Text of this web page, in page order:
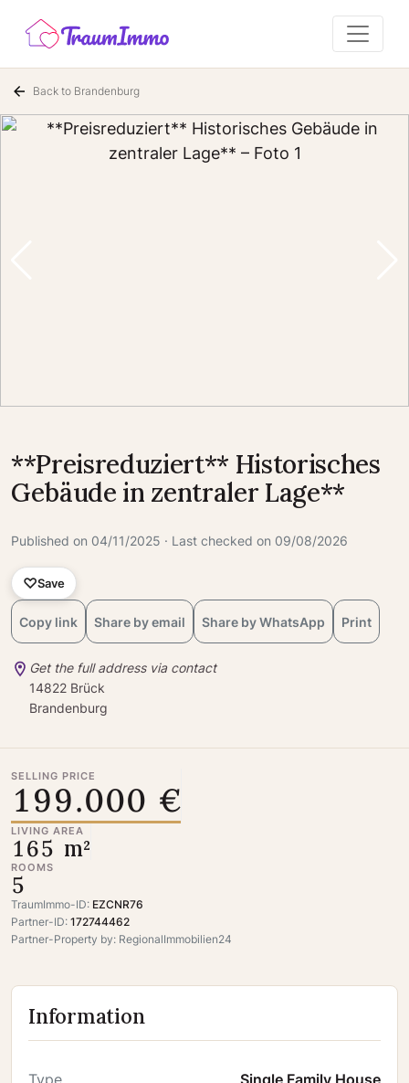
Back to Brandenburg
**Preisreduziert** Historisches
Gebäude in zentraler Lage**
Published on 04/11/2025 · Last checked on 09/08/2026
Save
Copy link Share by email Share by WhatsApp Print
Get the full address via contact
14822 Brück
Brandenburg
199.000 €
SELLING PRICE
165 m²
LIVING AREA
5
ROOMS
TraumImmo-ID: EZCNR76
Partner-ID: 172744462
Partner-Property by: RegionalImmobilien24
Information
Type
Single Family House